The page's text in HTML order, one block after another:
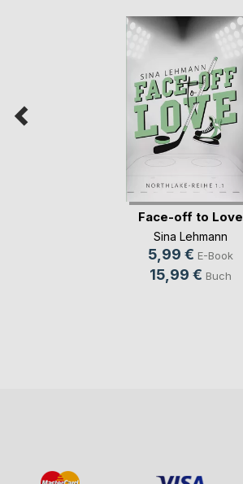
Face-off to Love
Sina Lehmann
5,99 € E-Book
15,99 € Buch